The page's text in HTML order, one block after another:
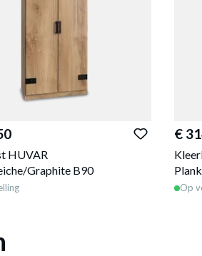
HUVAR
Graphite B90
€
Op